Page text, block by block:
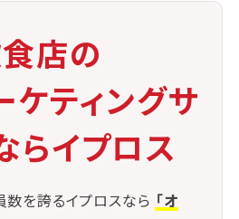
ィスとの関係構築
、クーポンや挨拶を通じ
店の
ティングサ
らイプロス
を誇るイプロスなら 「オ